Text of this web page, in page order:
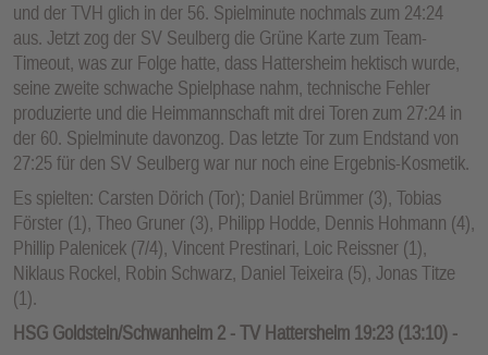
und der TVH glich in der 56. Spielminute nochmals zum 24:24
aus. Jetzt zog der SV Seulberg die Grüne Karte zum Team-
Timeout, was zur Folge hatte, dass Hattersheim hektisch wurde,
seine zweite schwache Spielphase nahm, technische Fehler
produzierte und die Heimmannschaft mit drei Toren zum 27:24 in
der 60. Spielminute davonzog. Das letzte Tor zum Endstand von
27:25 für den SV Seulberg war nur noch eine Ergebnis-Kosmetik.
Es spielten: Carsten Dörich (Tor); Daniel Brümmer (3), Tobias
Förster (1), Theo Gruner (3), Philipp Hodde, Dennis Hohmann (4),
Phillip Palenicek (7/4), Vincent Prestinari, Loic Reissner (1),
Niklaus Rockel, Robin Schwarz, Daniel Teixeira (5), Jonas Titze
(1).
HSG Goldstein/Schwanheim 2 - TV Hattersheim 19:23 (13:10) -